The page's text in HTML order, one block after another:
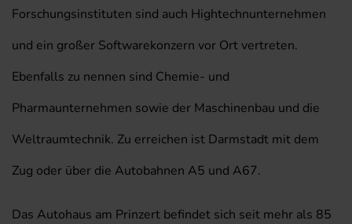
Forschungsinstituten sind auch Hightechnunternehmen
und ein großer Softwarekonzern vor Ort vertreten.
Ebenfalls zu nennen sind Chemie- und
Pharmaunternehmen sowie der Maschinenbau und die
Weltraumtechnik. Zu erreichen ist Darmstadt mit dem
Zug oder über die Autobahnen A5 und A67.
Das Autohaus am Prinzert befindet sich seit mehr als 85